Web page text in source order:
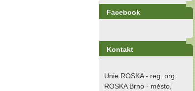
Facebook
Kontakt
Unie ROSKA - reg. org.
ROSKA Brno - město,